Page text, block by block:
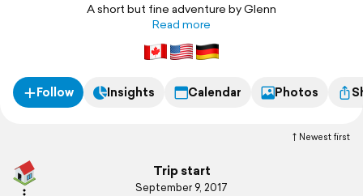
A short but fine adventure by Glenn
Read more
Follow Insights Calendar Photos
Newest first
Trip start
September 9, 2017